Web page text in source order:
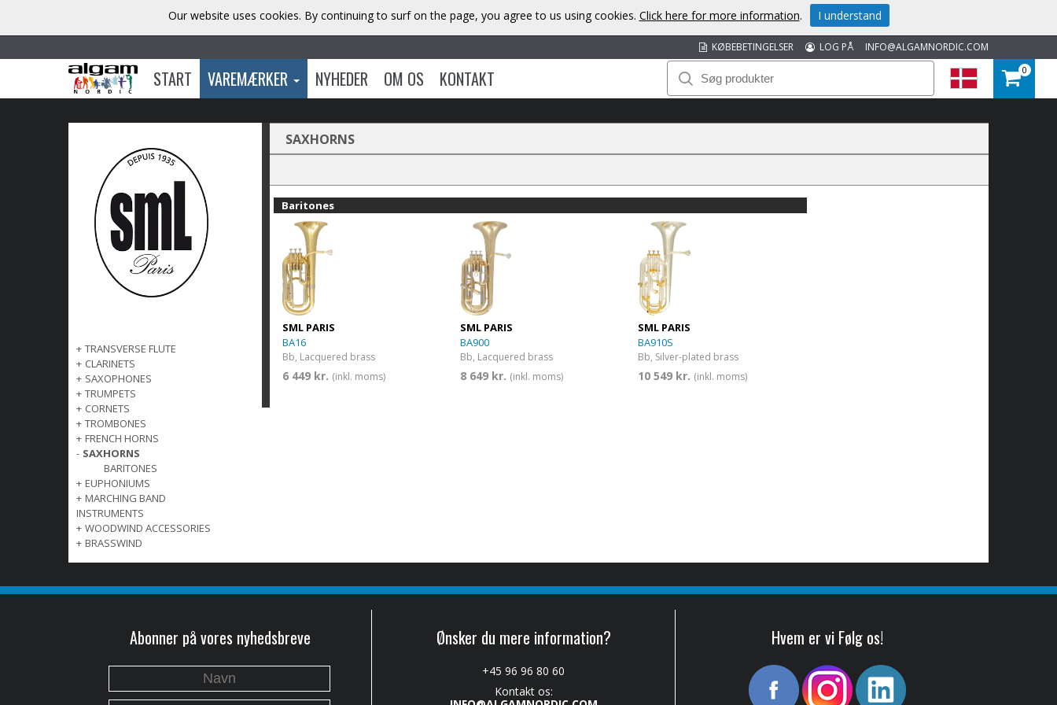
INFO@ALGAMNORDIC.COM
LOG PÅ
KØBEBETINGELSER
START VAREMÆRKER NYHEDER OM OS KONTAKT 0
+ TRANSVERSE FLUTE
+ CLARINETS
+ SAXOPHONES
+ TRUMPETS
+ CORNETS
+ TROMBONES
+ FRENCH HORNS
- SAXHORNS
BARITONES
+ EUPHONIUMS
+ MARCHING BAND
INSTRUMENTS
+ WOODWIND ACCESSORIES
+ BRASSWIND
SAXHORNS
Baritones
SML PARIS
BA16
Bb, Lacquered brass
6 449 kr. (inkl. moms)
SML PARIS
BA900
Bb, Lacquered brass
8 649 kr. (inkl. moms)
SML PARIS
BA910S
Bb, Silver-plated brass
10 549 kr. (inkl. moms)
Abonner på vores nyhedsbreve Ønsker du mere information?
+45 96 96 80 60
Kontakt os:
Hvem er vi Følg os!
Our website uses cookies. By continuing to surf on the page, you agree to us using cookies. Click here for more information. I understand